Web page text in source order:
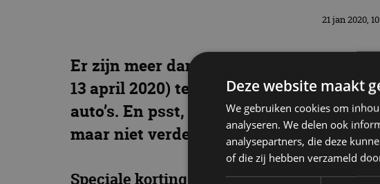
21 jan 2020,
Er zijn meer dan genoeg redenen om
13 april 2020) te bezoeken in de RAI
auto’s. En psst, lezers van AutoRAI.nl
maar niet verder vertellen.
Speciale kortingsactie
Deze website maakt
We gebruiken cookies om
analyseren. We delen ook
analysepartners, die deze
of die zij hebben verzameld